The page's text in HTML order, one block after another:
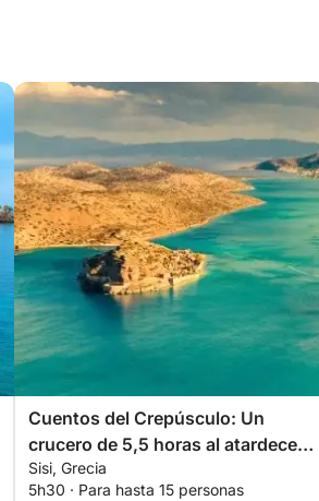
Cuentos del Crepúsculo: Un
crucero de 5,5 horas al atardecer
a Plaka y Elounda
Sisi, Grecia
5h30 · Para hasta 15 personas